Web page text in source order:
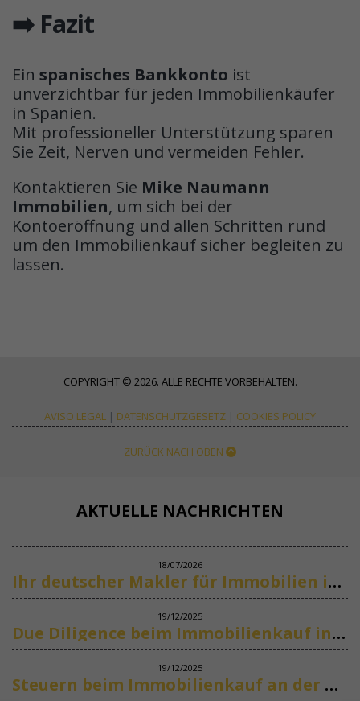
➡️ Fazit
Ein spanisches Bankkonto ist
unverzichtbar für jeden Immobilienkäufer
in Spanien.
Mit professioneller Unterstützung sparen
Sie Zeit, Nerven und vermeiden Fehler.
Kontaktieren Sie Mike Naumann
Immobilien, um sich bei der
Kontoeröffnung und allen Schritten rund
um den Immobilienkauf sicher begleiten zu
lassen.
COPYRIGHT © 2026. ALLE RECHTE VORBEHALTEN.
AVISO LEGAL | DATENSCHUTZGESETZ | COOKIES POLICY
ZURÜCK NACH OBEN
AKTUELLE NACHRICHTEN
18/07/2026
Ihr deutscher Makler für Immobilien in Marbella
19/12/2025
Due Diligence beim Immobilienkauf in Spanien
19/12/2025
Steuern beim Immobilienkauf an der Costa del Sol